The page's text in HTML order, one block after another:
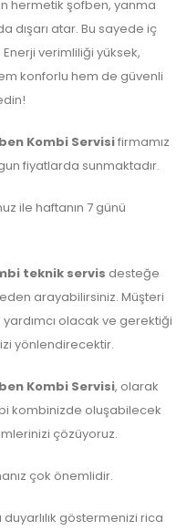
hermetik şofben, yanma
dışarı atar. Bu sayede iç
verimliliği yüksek,
konforlu hem de güvenli
Kombi Servisifirmamız
fiyatlarda sunmaktadır.
ile haftanın 7 günü
teknik servis desteğe
arayabilirsiniz. Müşteri
olacak ve gerektiği
yönlendirecektir.
Kombi Servisi, olarak
kombinizde oluşabilecek
çözüyoruz.
çok önemlidir.
göstermenizi rica